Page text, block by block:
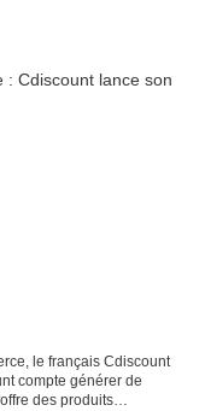
le français Cdiscount
compte générer de
des produits